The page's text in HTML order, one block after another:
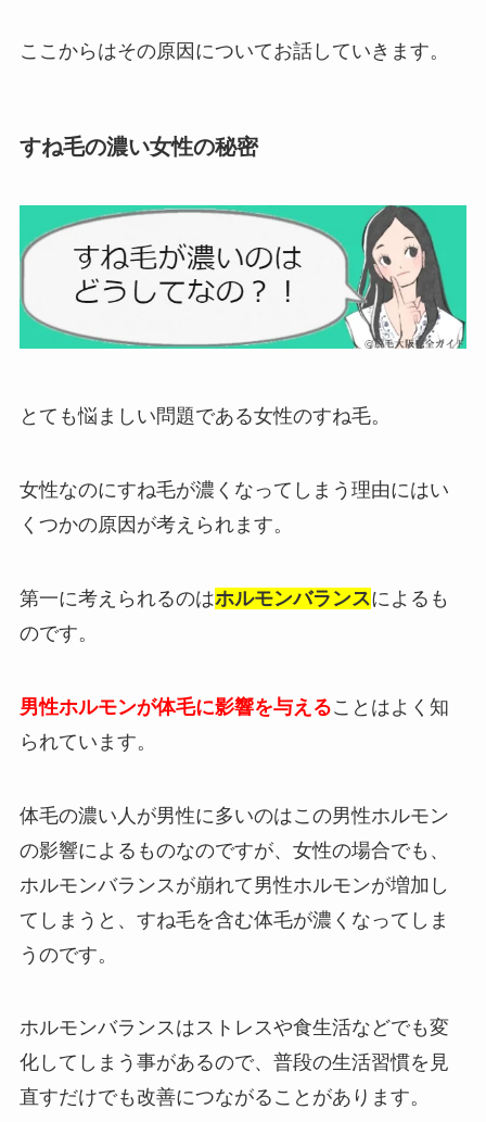
ここからはその原因についてお話していきます。
すね毛の濃い女性の秘密
とても悩ましい問題である女性のすね毛。
女性なのにすね毛が濃くなってしまう理由にはい
くつかの原因が考えられます。
第一に考えられるのはホルモンバランスによるも
のです。
男性ホルモンが体毛に影響を与えることはよく知
られています。
体毛の濃い人が男性に多いのはこの男性ホルモン
の影響によるものなのですが、女性の場合でも、
ホルモンバランスが崩れて男性ホルモンが増加し
てしまうと、すね毛を含む体毛が濃くなってしま
うのです。
ホルモンバランスはストレスや食生活などでも変
化してしまう事があるので、普段の生活習慣を見
直すだけでも改善につながることがあります。